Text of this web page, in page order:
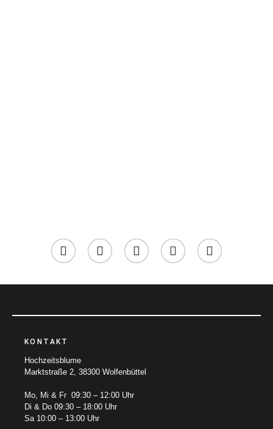
KONTAKT
Hochzeitsblume
Marktstraße 2, 38300 Wolfenbüttel
Mo, Mi & Fr 09:30 – 12:00 Uhr
Di & Do 09:30 – 18:00 Uhr
Sa 10:00 – 13:00 Uhr